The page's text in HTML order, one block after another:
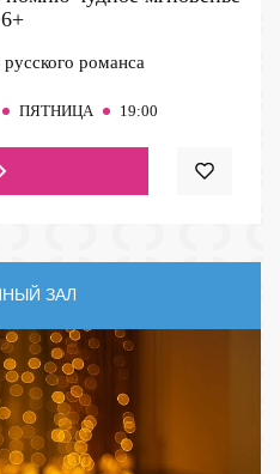
6+
романса
ПЯТНИЦА 19:00
ЗАЛ